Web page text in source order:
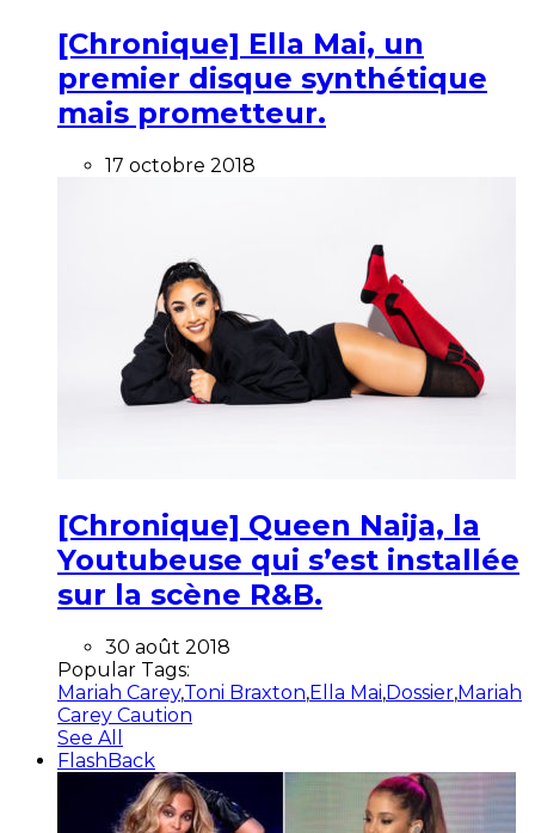
[Chronique] Ella Mai, un
premier disque synthétique
mais prometteur.
17 octobre 2018
[Chronique] Queen Naija, la
Youtubeuse qui s’est installée
sur la scène R&B.
30 août 2018
Popular Tags:
Mariah Carey,Toni Braxton,Ella Mai,Dossier,Mariah
Carey Caution
See All
FlashBack